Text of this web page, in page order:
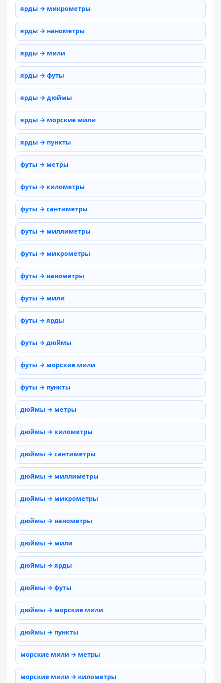
ярды → микрометры
ярды → нанометры
ярды → мили
ярды → футы
ярды → дюймы
ярды → морские мили
ярды → пункты
футы → метры
футы → километры
футы → сантиметры
футы → миллиметры
футы → микрометры
футы → нанометры
футы → мили
футы → ярды
футы → дюймы
футы → морские мили
футы → пункты
дюймы → метры
дюймы → километры
дюймы → сантиметры
дюймы → миллиметры
дюймы → микрометры
дюймы → нанометры
дюймы → мили
дюймы → ярды
дюймы → футы
дюймы → морские мили
дюймы → пункты
морские мили → метры
морские мили → километры